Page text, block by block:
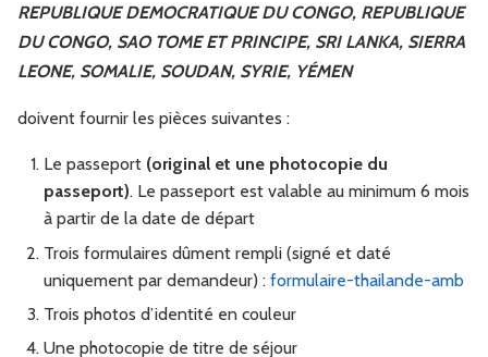
REPUBLIQUE DEMOCRATIQUE DU CONGO, REPUBLIQUE
DU CONGO, SAO TOME ET PRINCIPE, SRI LANKA, SIERRA
LEONE, SOMALIE, SOUDAN, SYRIE, YÉMEN
doivent fournir les pièces suivantes :
Le passeport (original et une photocopie du
passeport). Le passeport est valable au minimum 6 mois
à partir de la date de départ
Trois formulaires dûment rempli (signé et daté
uniquement par demandeur) : formulaire-thailande-amb
Trois photos d’identité en couleur
Une photocopie de titre de séjour